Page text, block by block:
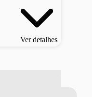
Ver detalhes